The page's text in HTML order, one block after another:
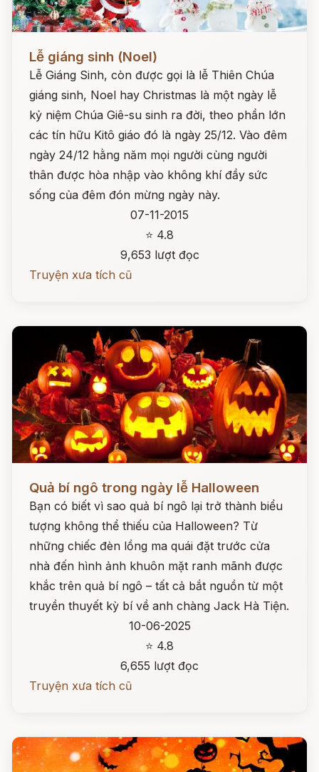
Đọc ngay
Lễ giáng sinh (Noel)
Lễ Giáng Sinh, còn được gọi là lễ Thiên Chúa
giáng sinh, Noel hay Christmas là một ngày lễ
kỷ niệm Chúa Giê-su sinh ra đời, theo phần lớn
các tín hữu Kitô giáo đó là ngày 25/12. Vào đêm
ngày 24/12 hằng năm mọi người cùng người
thân được hòa nhập vào không khí đầy sức
sống của đêm đón mừng ngày này.
07-11-2015
⭐ 4.8
9,653 lượt đọc
Truyện xưa tích cũ
Quả bí ngô trong ngày lễ Halloween
Bạn có biết vì sao quả bí ngô lại trở thành biểu
tượng không thể thiếu của Halloween? Từ
những chiếc đèn lồng ma quái đặt trước cửa
nhà đến hình ảnh khuôn mặt ranh mãnh được
khắc trên quả bí ngô – tất cả bắt nguồn từ một
truyền thuyết kỳ bí về anh chàng Jack Hà Tiện.
10-06-2025
⭐ 4.8
6,655 lượt đọc
Truyện xưa tích cũ